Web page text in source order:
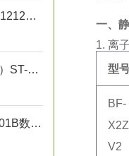
池田屋新品PISCO球阀BVU60-1212正式发布
池田屋精品！SEKONIC（世光）ST-50A 电子式温湿度记录仪
池田屋现货！坂本电气SELN-001B数字水平仪
一、
1. 离
型
BF-
V2